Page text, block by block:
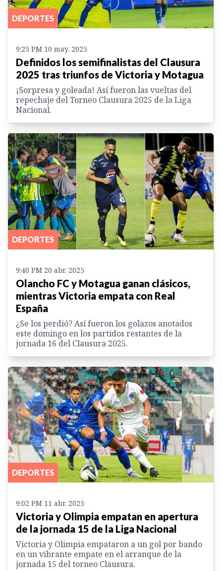
DEPORTES
9:25 PM 10 may. 2025
Definidos los semifinalistas del Clausura
2025 tras triunfos de Victoria y Motagua
¡Sorpresa y goleada! Así fueron las vueltas del
repechaje del Torneo Clausura 2025 de la Liga
Nacional.
DEPORTES
9:40 PM 20 abr. 2025
Olancho FC y Motagua ganan clásicos,
mientras Victoria empata con Real
España
¿Se los perdió? Así fueron los golazos anotados
este domingo en los partidos restantes de la
jornada 16 del Clausura 2025.
DEPORTES
9:02 PM 11 abr. 2025
Victoria y Olimpia empatan en apertura
de la jornada 15 de la Liga Nacional
Victoria y Olimpia empataron a un gol por bando
en un vibrante empate en el arranque de la
jornada 15 del torneo Clausura.